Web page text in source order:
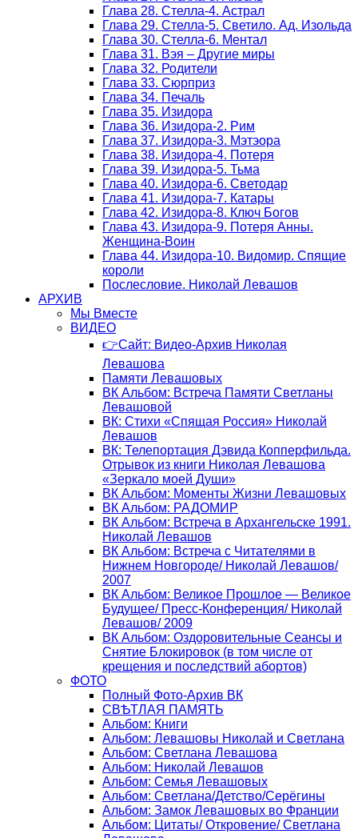
Глава 28. Стелла-4. Астрал
Глава 29. Стелла-5. Светило. Ад. Изольда
Глава 30. Стелла-6. Ментал
Глава 31. Вэя – Другие миры
Глава 32. Родители
Глава 33. Сюрприз
Глава 34. Печаль
Глава 35. Изидора
Глава 36. Изидора-2. Рим
Глава 37. Изидора-3. Мэтэора
Глава 38. Изидора-4. Потеря
Глава 39. Изидора-5. Тьма
Глава 40. Изидора-6. Светодар
Глава 41. Изидора-7. Катары
Глава 42. Изидора-8. Ключ Богов
Глава 43. Изидора-9. Потеря Анны.
Женщина-Воин
Глава 44. Изидора-10. Видомир. Спящие
короли
Послесловие. Николай Левашов
АРХИВ
Мы Вместе
ВИДЕО
👉Сайт: Видео-Архив Николая
Левашова
Памяти Левашовых
ВК Альбом: Встреча Памяти Светланы
Левашовой
ВК: Стихи «Спящая Россия» Николай
Левашов
ВК: Телепортация Дэвида Копперфильда.
Отрывок из книги Николая Левашова
«Зеркало моей Души»
ВК Альбом: Моменты Жизни Левашовых
ВК Альбом: РАДОМИР
ВК Альбом: Встреча в Архангельске 1991.
Николай Левашов
ВК Альбом: Встреча с Читателями в
Нижнем Новгороде/ Николай Левашов/
2007
ВК Альбом: Великое Прошлое — Великое
Будущее/ Пресс-Конференция/ Николай
Левашов/ 2009
ВК Альбом: Оздоровительные Сеансы и
Снятие Блокировок (в том числе от
крещения и последствий абортов)
ФОТО
Полный Фото-Архив ВК
СВѢТЛАЯ ПАМЯТЬ
Альбом: Книги
Альбом: Левашовы Николай и Светлана
Альбом: Светлана Левашова
Альбом: Николай Левашов
Альбом: Семья Левашовых
Альбом: Светлана/Детство/Серёгины
Альбом: Замок Левашовых во Франции
Альбом: Цитаты/ Откровение/ Светлана